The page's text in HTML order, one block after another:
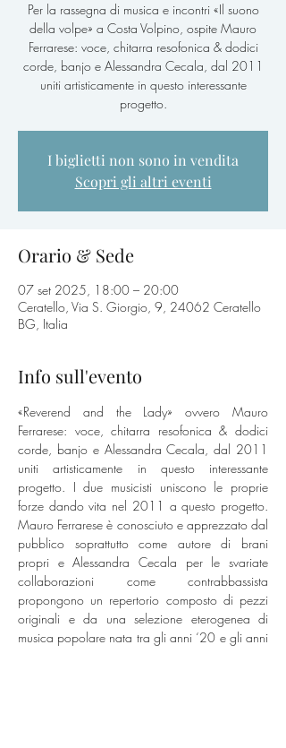
Per la rassegna di musica e incontri «Il suono
della volpe» a Costa Volpino, ospite Mauro
Ferrarese: voce, chitarra resofonica & dodici
corde, banjo e Alessandra Cecala, dal 2011
uniti artisticamente in questo interessante
progetto.
I biglietti non sono in vendita
Scopri gli altri eventi
Orario & Sede
07 set 2025, 18:00 – 20:00
Ceratello, Via S. Giorgio, 9, 24062 Ceratello
BG, Italia
Info sull'evento
«Reverend and the Lady» ovvero Mauro
Ferrarese: voce, chitarra resofonica & dodici
corde, banjo e Alessandra Cecala, dal 2011
uniti artisticamente in questo interessante
progetto. I due musicisti uniscono le proprie
forze dando vita nel 2011 a questo progetto.
Mauro Ferrarese è conosciuto e apprezzato dal
pubblico soprattutto come autore di brani
propri e Alessandra Cecala per le svariate
collaborazioni come contrabbassista
propongono un repertorio composto di pezzi
originali e da una selezione eterogenea di
musica popolare nata tra gli anni ‘20 e gli anni